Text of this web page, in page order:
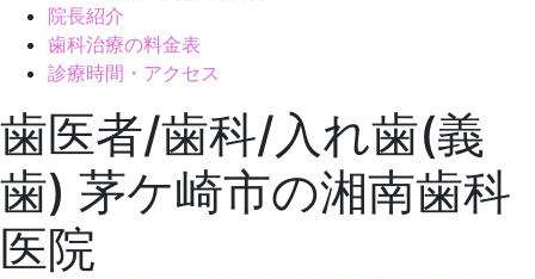
院長紹介
歯科治療の料金表
診療時間・アクセス
歯医者/歯科/入れ歯(義
歯) 茅ケ崎市の湘南歯科
医院